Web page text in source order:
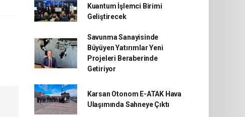
Kuantum İşlemci Birimi
Geliştirecek
Savunma Sanayisinde
Büyüyen Yatırımlar Yeni
Projeleri Beraberinde
Getiriyor
Karsan Otonom E-ATAK Hava
Ulaşımında Sahneye Çıktı